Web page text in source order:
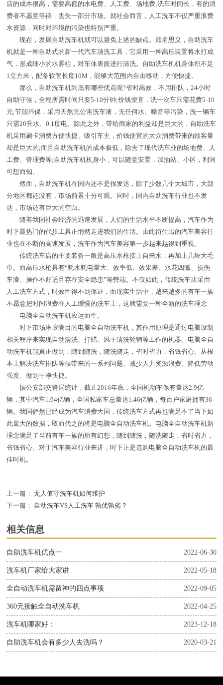
店的成本很高，需要高额的水电费、人工费、场地费;洗车时间长，有的消
费者不愿意等待，丢失一部分市场。就社会而言，人工洗车不仅严重浪费
水资源，同时对环境的污染也特别严重。
现在，发展自助洗车机就可以避免上述的缺点。顾名思义，自助洗车
机就是一种自助式的新一代汽车清洗工具，它采用一种高压装置将水打成
气，形成细小的水雾柱，对车体表面进行清洗。自助洗车机机身体积不足
1立方米，配备软管长度10M，能够大范围内自由移动，方便快捷。
那么，自助洗车机到底有哪些优点呢?省时高效，不用排队，24小时
自助守候，全程所需时间只要5-10分钟;价钱便宜，洗一次车只需花费5-10
元;节能环保，采用天然无公害洗车液，无任何水、噪音等污染，洗一辆车
只需20升水、0.1度电。除此之外，带给商家的利益却是巨大的，自助洗车
机采用刷卡消费方便快捷、吸引车主，价钱便宜的大众消费带来的顾客量
却是巨大的;而且自助洗车机的成本极低，除去了现代洗车业的场地费、人
工费、管理费等;自助洗车机机身小，可以随意安置，加油站、小区，利润
可想而知。
然而，自助洗车机在国内还不是很发达，除了少数几个大城市，大部
分地区都还没有，市场前景十分可观。同时，国内自助洗车行业也不发
达，市场还有巨大的空白。
随着我国社会经济的迅速发展，人们的生活水平不断提高，汽车作为
时下最热门的代步工具正悄然走进我们的生活。由此衍生出的汽车美容行
业也在不断的高速发展，洗车作为汽车美容第一步越来越得到重视。
传统洗车店的主要装备一般是高压水枪接上自来水，再加上几块大毛
巾。而高压水枪具有“耗水耗电量大、效率低、效果差、水花四溅、损伤
车漆、操作不舒适且存在安全隐患”等弊端。不仅如此，传统洗车店采用
人工洗车方式，时效性得不到保证，而现实生活中，越来越多的有车一族
不愿意把时间浪费在人工缓慢的洗车上，这就需要一种全新的洗车理念
——电脑全自动洗车机应运而生。
时下市场琳琅满目的电脑全自动洗车机，其作用原理是通过电脑设制
相关程序来实现自动清洗、打蜡、风干清洗轮辋等工作的机器。电脑全自
动洗车机能真正做到：随到随洗，随洗随走，省时省力，省钱省心。从根
本上解决洗车排队等候带来的一系列问题、减少人力资源浪费、降低劳动
强度、做到干净快捷。
据公安部交管局统计，截止2016年底，全国机动车保有量达2.9亿
辆，其中汽车1.94亿辆，全国私家车总量达1.46亿辆，每百户家庭拥有36
辆。我国俨然已经成为汽车消费大国，传统洗车方式再也满足不了当下如
此庞大的数据，取而代之的将是电脑全自动洗车机。电脑全自动洗车机新
理念满足了当前有车一族的所有幻想，随到随洗，随洗随走，省时省力，
省钱省心。对于汽车美容行业来讲，时下正是选购电脑全自动洗车机的最
佳时机。
上一篇： 无人值守洗车机如何维护
下一篇：
自动洗车VS人工洗车 孰优孰劣？
相关信息
2022-06-30
自助洗车机优点一
2022-05-18
洗车机厂家给大家讲
2022-09-05
全自动洗车机需留神的四点事项
2022-04-25
360无接触全自动洗车机
2023-12-18
洗车机哪家好：
2020-03-21
自助洗车机会有多少人去洗吗？